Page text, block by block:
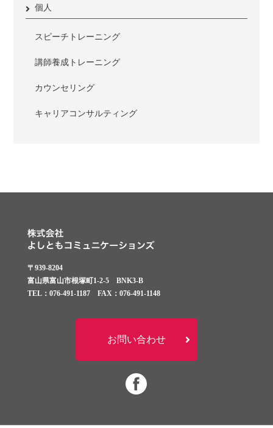
個人
スピーチトレーニング
講師養成トレーニング
カウンセリング
キャリアコンサルティング
〒939-8204
富山県富山市根塚町1-2-5 BNK3-B
TEL：076-491-1187 FAX：076-491-1148
お問い合わせ